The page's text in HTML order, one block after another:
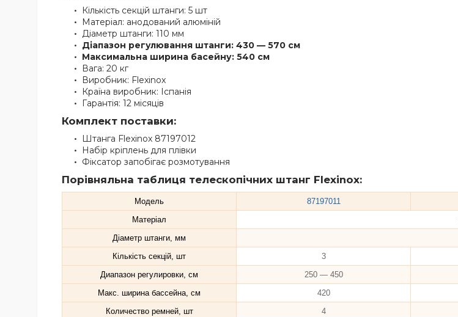
Кількість секцій штанги: 5 шт
Матеріал: анодований алюміній
Діаметр штанги: 110 мм
Діапазон регулювання штанги: 430 — 570 см
Максимальна ширина басейну: 540 см
Вага: 20 кг
Виробник: Flexinox
Країна виробник: Іспанія
Гарантія: 12 місяців
Комплект поставки:
Штанга Flexinox 87197012
Набір кріплень для плівки
Фіксатор запобігає розмотування
Порівняльна таблиця телескопічних штанг Flexinox:
Модель 87197011
Матеріал
Діаметр штанги, мм
Кількість секцій, шт
3
Диапазон регулировки, см
250 — 450
Макс. ширина бассейна, см
420
Количество ремней, шт
4